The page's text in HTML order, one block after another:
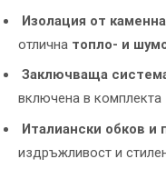
Изолация от
отлична топло- и
Заключваща система
включена в комплекта
Италиански обков и
издръжливост и